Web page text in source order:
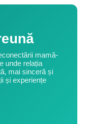
mamă-
unde relația
mai sinceră și
și experiențe